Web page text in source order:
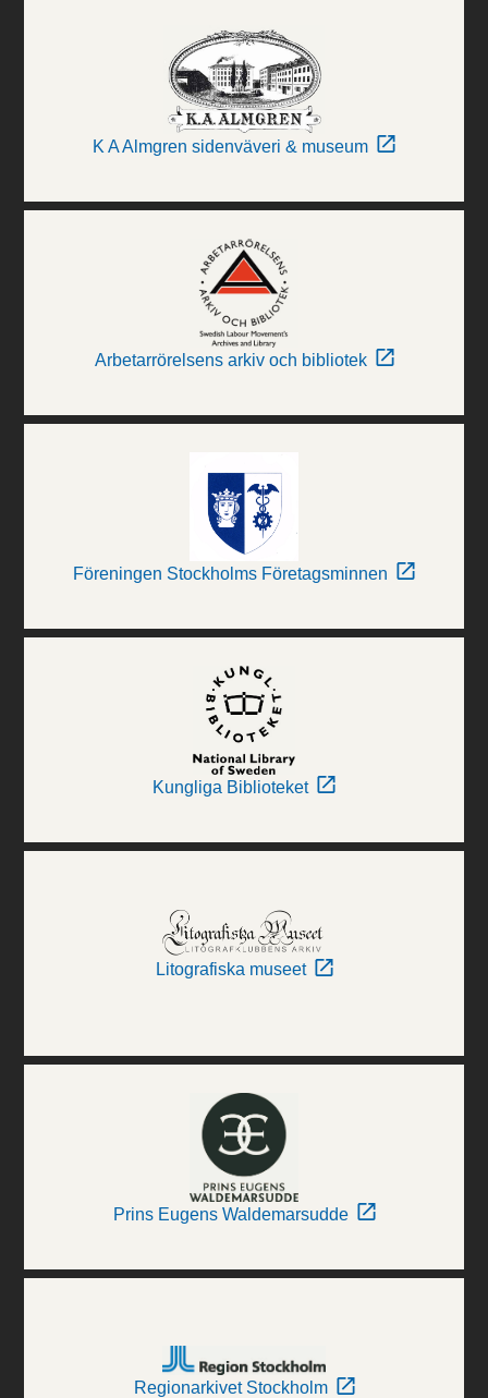
K A Almgren sidenväveri & museum
Arbetarrörelsens arkiv och bibliotek
Föreningen Stockholms Företagsminnen
Kungliga Biblioteket
Litografiska museet
Prins Eugens Waldemarsudde
Regionarkivet Stockholm